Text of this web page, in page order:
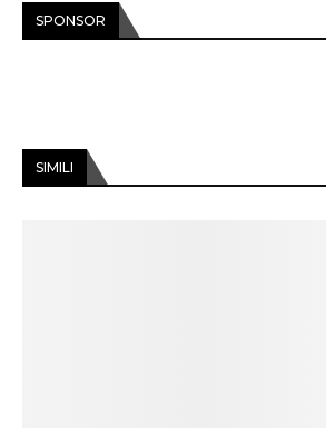
SPONSOR
SIMILI